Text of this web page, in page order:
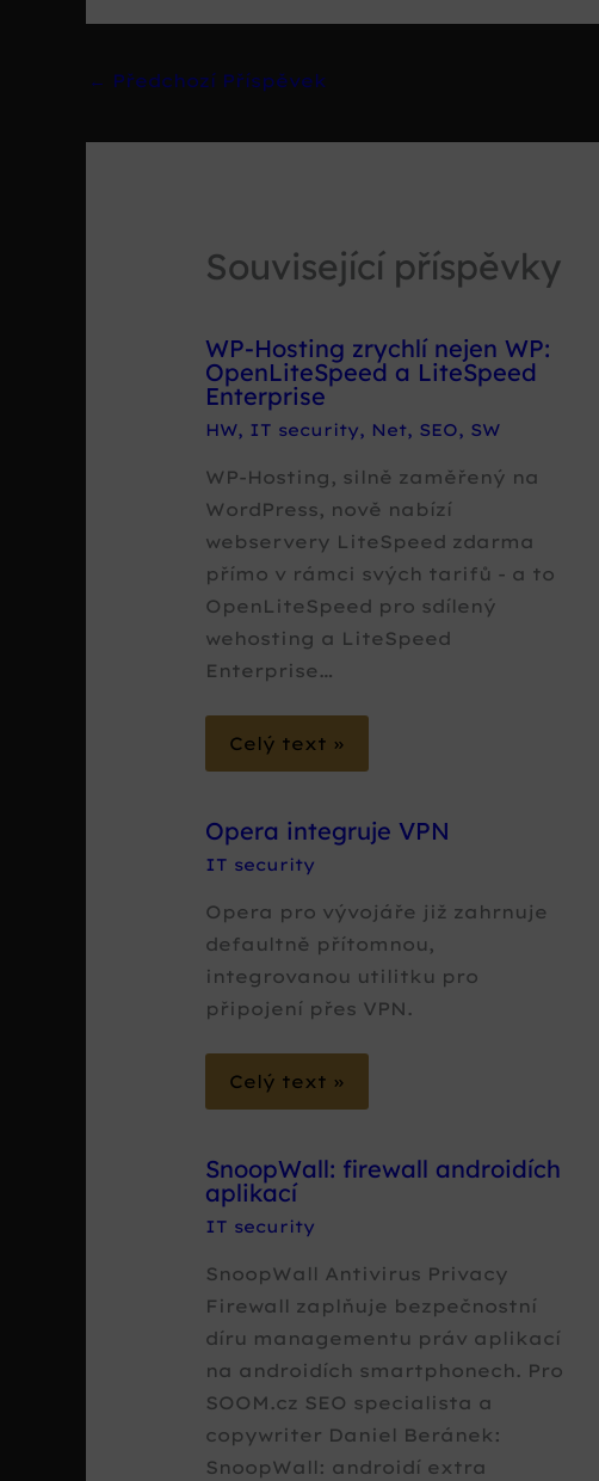
← Předchozí Příspěvek
Související příspěvky
WP-Hosting zrychlí nejen WP:
OpenLiteSpeed a LiteSpeed
Enterprise
HW, IT security, Net, SEO, SW
WP-Hosting, silně zaměřený na
WordPress, nově nabízí
webservery LiteSpeed zdarma
přímo v rámci svých tarifů - a to
OpenLiteSpeed pro sdílený
wehosting a LiteSpeed
Enterprise…
Celý text »
Opera integruje VPN
IT security
Opera pro vývojáře již zahrnuje
defaultně přítomnou,
integrovanou utilitku pro
připojení přes VPN.
Celý text »
SnoopWall: firewall androidích
aplikací
IT security
SnoopWall Antivirus Privacy
Firewall zaplňuje bezpečnostní
díru managementu práv aplikací
na androidích smartphonech. Pro
SOOM.cz SEO specialista a
copywriter Daniel Beránek:
SnoopWall: androidí extra